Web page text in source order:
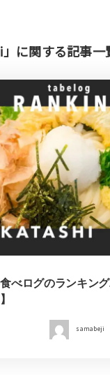
」に関する記事一
べログのランキン
samabeji